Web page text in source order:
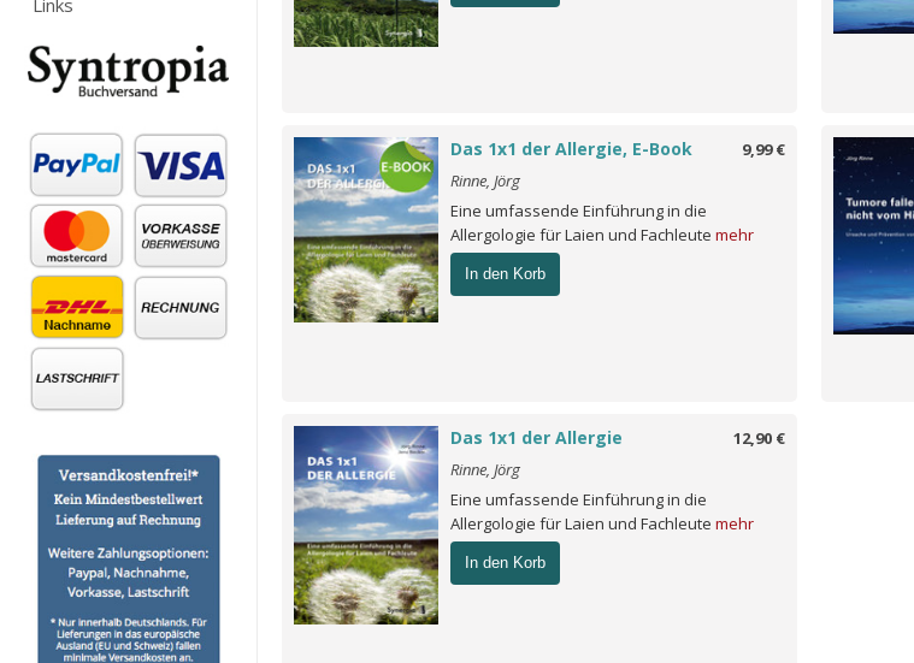
Links
9,99 €
Das 1x1 der Allergie, E-Book
Rinne, Jörg
Eine umfassende Einführung in die
Allergologie für Laien und Fachleute mehr
In den Korb
12,90 €
Das 1x1 der Allergie
Rinne, Jörg
Eine umfassende Einführung in die
Allergologie für Laien und Fachleute mehr
In den Korb